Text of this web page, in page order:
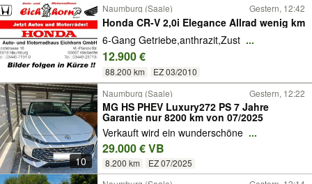
Naumburg (Saale)
Gestern, 12:42
Honda CR-V 2,0i Elegance Allrad wenig km
6-Gang Getriebe,anthrazit,Zust ...
12.900 €
88.200 km EZ 03/2010
10
Naumburg (Saale) Gestern, 12:22
MG HS PHEV Luxury272 PS 7 Jahre
Garantie nur 8200 km von 07/2025
Verkauft wird ein wunderschöne ...
29.000 € VB
8.200 km EZ 07/2025